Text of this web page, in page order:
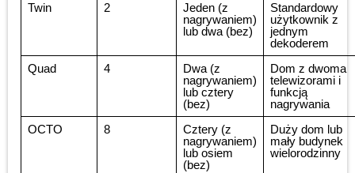
Twin
2
Jeden (z
nagrywaniem)
lub dwa (bez)
Standardowy
użytkownik z
jednym
dekoderem
Quad
4
Dwa (z
nagrywaniem)
lub cztery
(bez)
Dom z dwoma
telewizorami i
funkcją
nagrywania
OCTO
8
Cztery (z
nagrywaniem)
lub osiem
(bez)
Duży dom lub
mały budynek
wielorodzinny